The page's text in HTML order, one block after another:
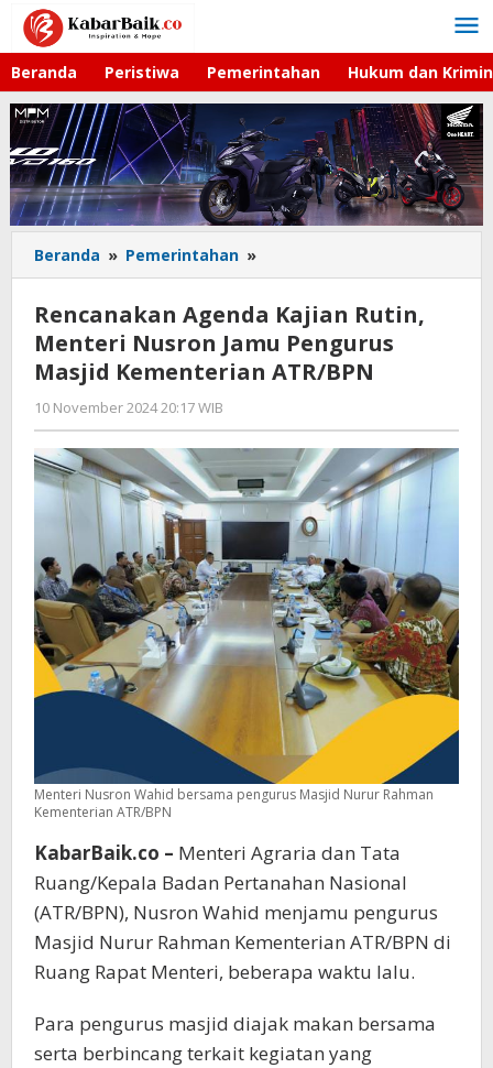
Lewati
konten
Beranda Peristiwa Pemerintahan Hukum dan
Beranda » Pemerintahan »
Agenda
Kajian
Rutin,
Menteri
Nusron
Kementerian
ATR/BPN
Rencanakan Agenda Kajian Rutin,
Menteri Nusron Jamu Pengurus
Masjid Kementerian ATR/BPN
10 November 2024 20:17 WIB
Gagah
Saputra
Menteri Nusron Wahid bersama pengurus Masjid Nurur Rahman
Kementerian ATR/BPN
KabarBaik.co – Menteri Agraria dan Tata
Ruang/Kepala Badan Pertanahan Nasional
(ATR/BPN), Nusron Wahid menjamu pengurus
Masjid Nurur Rahman Kementerian ATR/BPN di
Ruang Rapat Menteri, beberapa waktu lalu.
Para pengurus masjid diajak makan bersama
serta berbincang terkait kegiatan yang